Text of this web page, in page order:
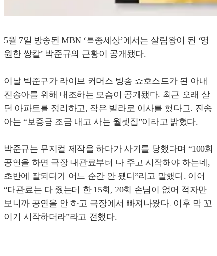
5월 7일 방송된 MBN ‘특종세상’에서는 살림왕이 된 ‘영
원한 쌍칼’ 박준규의 근황이 공개됐다.
이날 박준규가 라이브 커머스 방송 쇼호스트가 된 아내
진송아를 위해 내조하는 모습이 공개됐다. 최근 오래 살
던 아파트를 정리하고, 작은 빌라로 이사를 했다고. 진송
아는 “보증금 조금 내고 사는 월셋집”이라고 밝혔다.
박준규는 뮤지컬 제작을 하다가 사기를 당했다며 “100회
공연을 하면 극장 대관료부터 다 주고 시작해야 하는데,
초반에 잘되다가 어느 순간 안 됐다”라고 말했다. 이어
“대관료는 다 줬는데 한 15회, 20회 손님이 없어 적자만
보니까 공연을 안 하고 극장에서 빠져나왔다. 이후 막 꼬
이기 시작하더라”라고 전했다.